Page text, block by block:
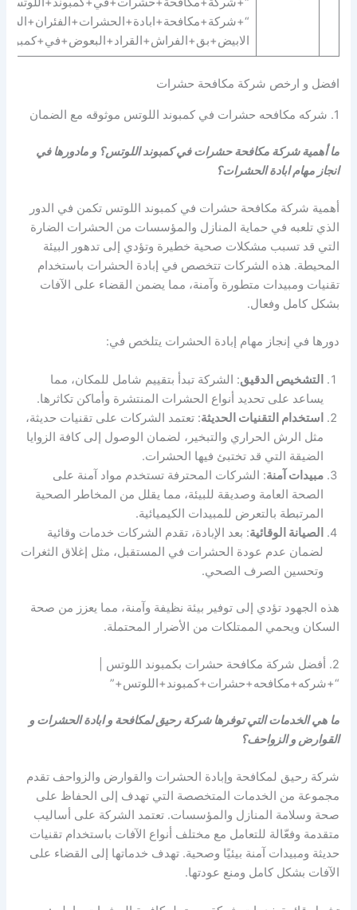
افضل و ارخص شركة مكافحة حشرات
1. شركه مكافحه حشرات في كمبوند اللوتس موثوقه مع الضمان
ما أهمية شركة مكافحة حشرات في كمبوند اللوتس؟ و مادورها في
انجاز مهام ابادة الحشرات؟
أهمية شركة مكافحة حشرات في كمبوند اللوتس تكمن في الدور
الذي تلعبه في حماية المنازل والمؤسسات من الحشرات الضارة
التي قد تسبب مشكلات صحية خطيرة وتؤدي إلى تدهور البيئة
المحيطة. هذه الشركات تتخصص في إبادة الحشرات باستخدام
تقنيات ومبيدات متطورة وآمنة، مما يضمن القضاء على الآفات
بشكل كامل وفعال.
دورها في إنجاز مهام إبادة الحشرات يتلخص في:
التشخيص الدقيق: الشركة تبدأ بتقييم شامل للمكان، مما
يساعد على تحديد أنواع الحشرات المنتشرة وأماكن تكاثرها.
استخدام التقنيات الحديثة: تعتمد الشركات على تقنيات حديثة،
مثل الرش الحراري والتبخير، لضمان الوصول إلى كافة الزوايا
الضيقة التي قد تختبئ فيها الحشرات.
مبيدات آمنة: الشركات المحترفة تستخدم مواد آمنة على
الصحة العامة وصديقة للبيئة، مما يقلل من المخاطر الصحية
المرتبطة بالتعرض للمبيدات الكيميائية.
الصيانة الوقائية: بعد الإبادة، تقدم الشركات خدمات وقائية
لضمان عدم عودة الحشرات في المستقبل، مثل إغلاق الثغرات
وتحسين الصرف الصحي.
هذه الجهود تؤدي إلى توفير بيئة نظيفة وآمنة، مما يعزز من صحة
السكان ويحمي الممتلكات من الأضرار المحتملة.
2. أفضل شركة مكافحة حشرات بكمبوند اللوتس |
“+شركه+مكافحه+حشرات+كمبوند+اللوتس+”
ما هي الخدمات التي توفرها شركة رحيق لمكافحة و ابادة الحشرات و
القوارض و الزواحف؟
شركة رحيق لمكافحة وإبادة الحشرات والقوارض والزواحف تقدم
مجموعة من الخدمات المتخصصة التي تهدف إلى الحفاظ على
صحة وسلامة المنازل والمؤسسات. تعتمد الشركة على أساليب
متقدمة وفعّالة للتعامل مع مختلف أنواع الآفات باستخدام تقنيات
حديثة ومبيدات آمنة بيئيًا وصحية. تهدف خدماتها إلى القضاء على
الآفات بشكل كامل ومنع عودتها.